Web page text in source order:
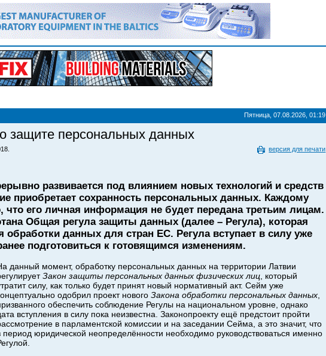
Пятница, 07.08.2026, 01:19
защите персональных данных
версия для печати
развивается под влиянием новых технологий и средств
приобретает сохранность персональных данных. Каждому
что его личная информация не будет передана третьим лицам.
Общая регула защиты данных (далее – Регула), которая
обработки данных для стран ЕС. Регула вступает в силу уже
подготовиться к готовящимся изменениям.
данный момент, обработку персональных данных на территории Латвии
Закон защиты персональных данных физических лиц , который
силу, как только будет принят новый нормативный акт. Сейм уже
одобрил проект нового Закона обработки персональных данных
обеспечить соблюдение Регулы на национальном уровне, однако
вступления в силу пока неизвестна. Законопроекту ещё предстоит пройти
в парламентской комиссии и на заседании Сейма, а это значит, что
период юридической неопределённости необходимо руководствоваться именно